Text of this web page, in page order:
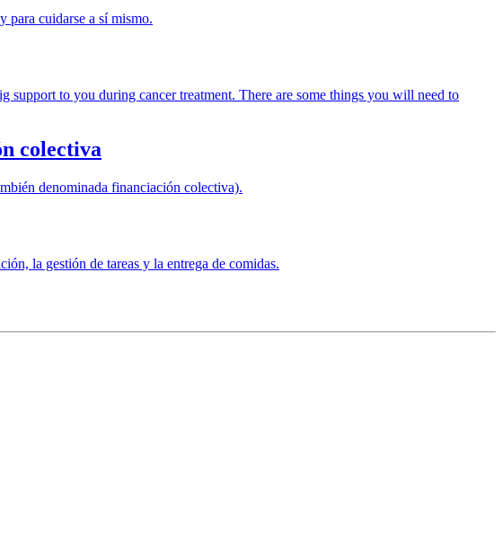
para cuidarse a sí mismo.
support to you during cancer treatment. There are some things you will need to
colectiva
denominada financiación colectiva).
la gestión de tareas y la entrega de comidas.